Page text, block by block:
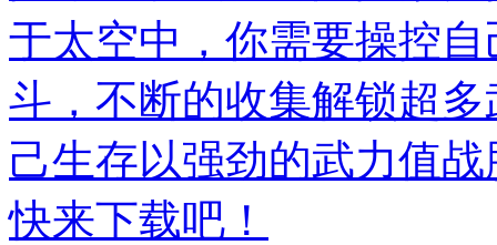
于太空中，你需要操控
斗，不断的收集解锁超
己生存以强劲的武力值
快来下载吧！